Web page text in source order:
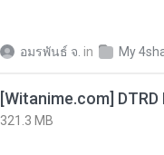
อมรพันธ์ จ. in My
[Witanime.com] DTRD
321.3 MB